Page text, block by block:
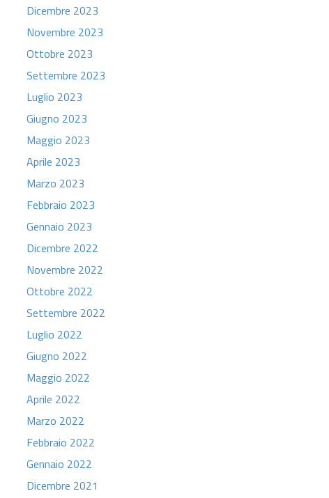
Dicembre 2023
Novembre 2023
Ottobre 2023
Settembre 2023
Luglio 2023
Giugno 2023
Maggio 2023
Aprile 2023
Marzo 2023
Febbraio 2023
Gennaio 2023
Dicembre 2022
Novembre 2022
Ottobre 2022
Settembre 2022
Luglio 2022
Giugno 2022
Maggio 2022
Aprile 2022
Marzo 2022
Febbraio 2022
Gennaio 2022
Dicembre 2021